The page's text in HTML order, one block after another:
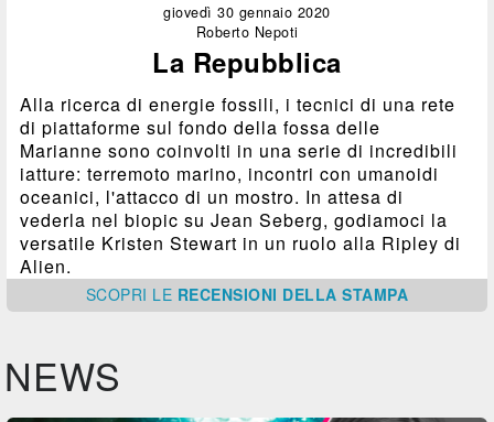
giovedì 30 gennaio 2020
Roberto Nepoti
La Repubblica
Alla ricerca di energie fossili, i tecnici di una rete
di piattaforme sul fondo della fossa delle
Marianne sono coinvolti in una serie di incredibili
iatture: terremoto marino, incontri con umanoidi
oceanici, l'attacco di un mostro. In attesa di
vederla nel biopic su Jean Seberg, godiamoci la
versatile Kristen Stewart in un ruolo alla Ripley di
Alien.
SCOPRI LE RECENSIONI DELLA STAMPA
NEWS